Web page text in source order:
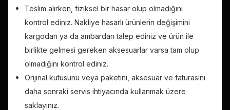
Teslim alırken, fiziksel bir hasar olup olmadığını
kontrol ediniz. Nakliye hasarlı ürünlerin değişimini
kargodan ya da ambardan talep ediniz ve ürün ile
birlikte gelmesi gereken aksesuarlar varsa tam olup
olmadığını kontrol ediniz.
Orijinal kutusunu veya paketini, aksesuar ve faturasını
daha sonraki servis ihtiyacında kullanmak üzere
saklayınız.